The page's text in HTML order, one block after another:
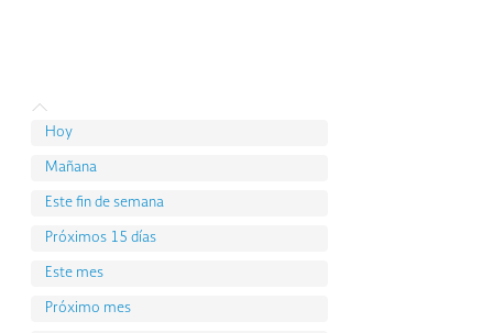
Hoy
Mañana
Este fin de semana
Próximos 15 días
Este mes
Próximo mes